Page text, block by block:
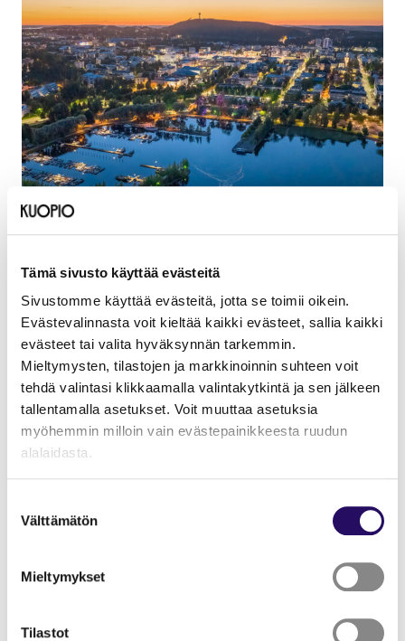
Tämä sivusto käyttää evästeitä
Sivustomme käyttää evästeitä, jotta se toimii oikein.
Evästevalinnasta voit kieltää kaikki evästeet, sallia kaikki
evästeet tai valita hyväksynnän tarkemmin.
Mieltymysten, tilastojen ja markkinoinnin suhteen voit
tehdä valintasi klikkaamalla valintakytkintä ja sen jälkeen
tallentamalla asetukset. Voit muuttaa asetuksia
myöhemmin milloin vain evästepainikkeesta ruudun
alalaidasta.
Lue lisää sivustostamme ja evästeistä
valinta
Välttämätön
Mieltymykset
Tilastot
07.04.2026 - Ura ja opiskelu
Capalo AI:ssa kansainvälisyys on
kasvun edellytys